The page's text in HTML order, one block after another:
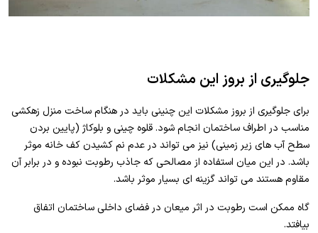
جلوگیری از بروز این مشکلات
برای جلوگیری از بروز مشکلات این چنینی باید در هنگام ساخت منزل زهکشی
مناسب در اطراف ساختمان انجام شود. قلوه چینی و بلوکاژ (پایین بردن
سطح آب های زیر زمینی) نیز می تواند در عدم نم کشیدن کف خانه موثر
باشد. در این میان استفاده از مصالحی که جاذب رطوبت نبوده و در برابر آن
مقاوم هستند می تواند گزینه ای بسیار موثر باشد.
گاه ممکن است رطوبت در اثر میعان در فضای داخلی ساختمان اتفاق
بیافتد.